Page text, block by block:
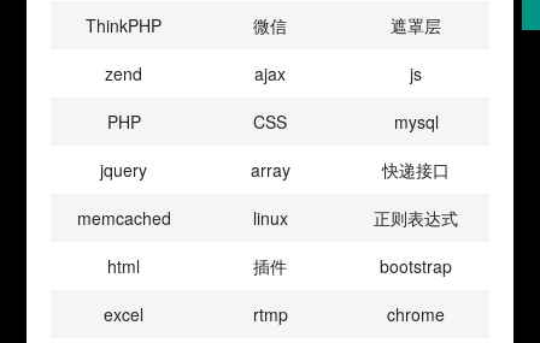
ThinkPHP 微信
遮罩层
zend
ajax
js
PHP
CSS
mysql
jquery
array
快递接口
memcached
linux
正则表达式
html
插件
bootstrap
excel
rtmp chrome